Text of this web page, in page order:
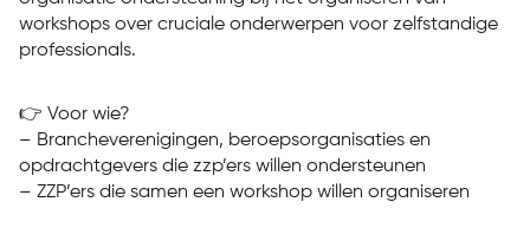
workshops over cruciale onderwerpen voor zelfstandige
professionals.
👉 Voor wie?
– Brancheverenigingen, beroepsorganisaties en
opdrachtgevers die zzp’ers willen ondersteunen
– ZZP’ers die samen een workshop willen organiseren